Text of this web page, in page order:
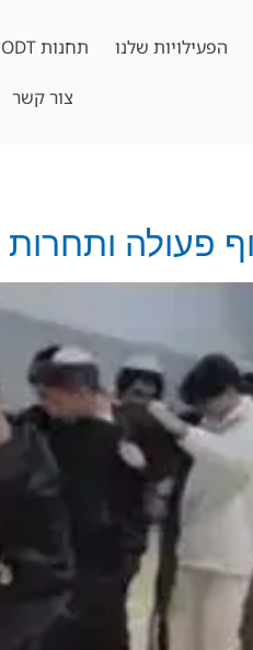
הפעילויות שלנו תחנות ODT
צור קשר